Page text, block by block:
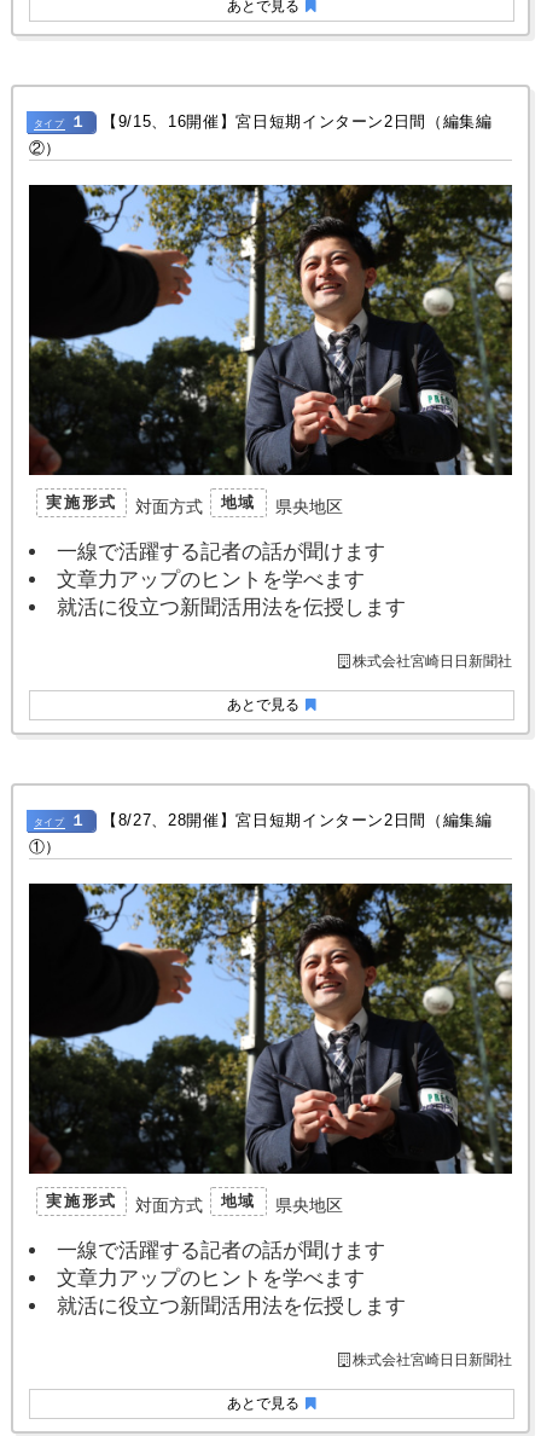
あとで見る
タイプ １
【9/15、16開催】宮日短期インターン2日間（編集編
②）
あとで見る
実施形式 対面方式 地域 県央地区
一線で活躍する記者の話が聞けます
文章力アップのヒントを学べます
就活に役立つ新聞活用法を伝授します
株式会社宮崎日日新聞社
タイプ １
【8/27、28開催】宮日短期インターン2日間（編集編
①）
あとで見る
実施形式 対面方式 地域 県央地区
一線で活躍する記者の話が聞けます
文章力アップのヒントを学べます
就活に役立つ新聞活用法を伝授します
株式会社宮崎日日新聞社